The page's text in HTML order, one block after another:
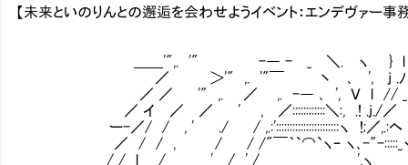
【未来といのりんとの邂逅を会わせようイベント：エンデヴァー事
＿＿'",. '" -― - _ ＼. ヽ } l /
／ ＞'" ,. '"￣ 丶 ､ ', j .ﾉ
／ ／ '" ,. ／ ,. -― ､ ', Ｖ l //
／ イ ／ ／ ' , ／::::::::::::＼:, .! .j./／ ｀
ー-／/ / , ' ./ / ,.:':::::::::::::::::::::::ヽ !;／,.:ヘ
／ / / , / / /"￣｀`⌒`ヽｰ ヽ､-"-:::::_ヽ.
/ / l / ' / ' / ',ヽ ', ! ＼ V.ゝ